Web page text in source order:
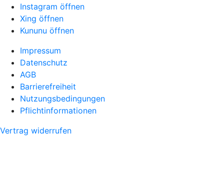
Instagram öffnen
Xing öffnen
Kununu öffnen
Impressum
Datenschutz
AGB
Barrierefreiheit
Nutzungsbedingungen
Pflichtinformationen
Vertrag widerrufen